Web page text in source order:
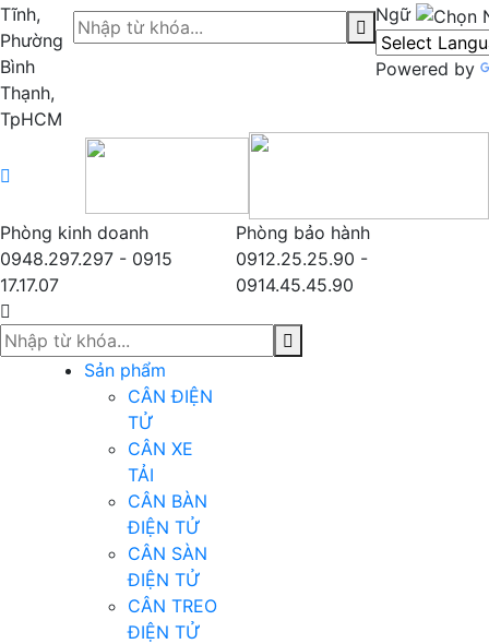
Tĩnh,
Phường
Bình
Thạnh,
TpHCM
Ngữ
Powered by
Phòng kinh doanh
0948.297.297 - 0915
17.17.07
Phòng bảo hành
0912.25.25.90 -
0914.45.45.90
Sản phẩm
CÂN ĐIỆN
TỬ
CÂN XE
TẢI
CÂN BÀN
ĐIỆN TỬ
CÂN SÀN
ĐIỆN TỬ
CÂN TREO
ĐIỆN TỬ